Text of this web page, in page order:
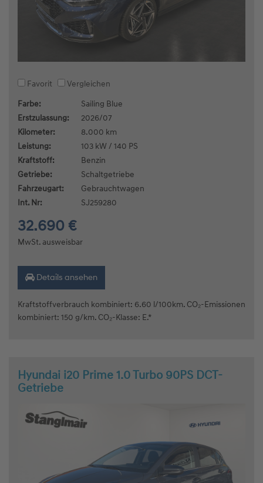
Favorit
Vergleichen
Farbe:
Sailing Blue
Erstzulassung:
2026/07
Kilometer:
8.000 km
Leistung:
103 kW / 140 PS
Kraftstoff:
Benzin
Getriebe:
Schaltgetriebe
Fahrzeugart:
Gebrauchtwagen
Int. Nr:
SJ259280
32.690 €
MwSt. ausweisbar
Details ansehen
Kraftstoffverbrauch kombiniert: 6.60 l/100km. CO₂-Emissionen
kombiniert: 150 g/km. CO₂-Klasse: E.*
Hyundai i20 Prime 1.0 Turbo 90PS DCT-
Getriebe